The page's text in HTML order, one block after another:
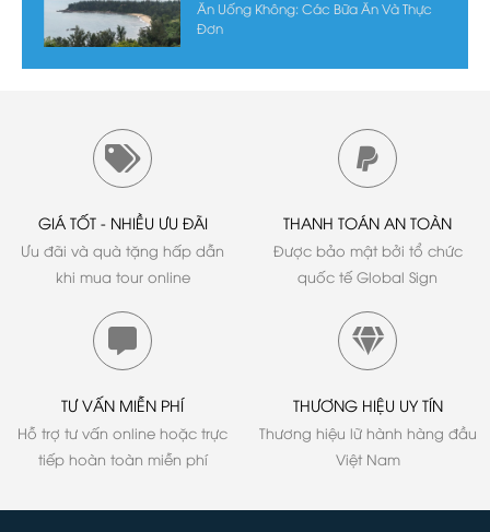
Ăn Uống Không: Các Bữa Ăn Và Thực
Đơn
GIÁ TỐT - NHIỀU ƯU ĐÃI
Ưu đãi và quà tặng hấp dẫn
khi mua tour online
THANH TOÁN AN TOÀN
Được bảo mật bởi tổ chức
quốc tế Global Sign
TƯ VẤN MIỄN PHÍ
Hỗ trợ tư vấn online hoặc trực
tiếp hoàn toàn miễn phí
THƯƠNG HIỆU UY TÍN
Thương hiệu lữ hành hàng đầu
Việt Nam